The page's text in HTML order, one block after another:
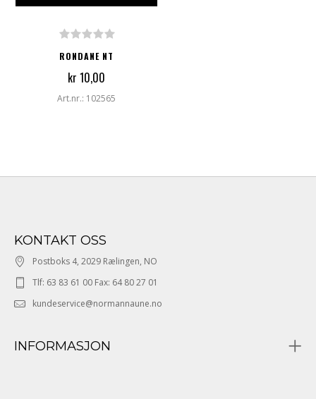
RONDANE NT
kr 10,00
Art.nr.: 102565
KONTAKT OSS
Postboks 4, 2029 Rælingen, NO
Tlf: 63 83 61 00 Fax: 64 80 27 01
kundeservice@normannaune.no
INFORMASJON